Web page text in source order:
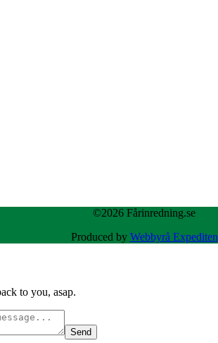
©2026 Fårinredning.se
Produced by Webbyrå Expediten
to you, asap.
Send